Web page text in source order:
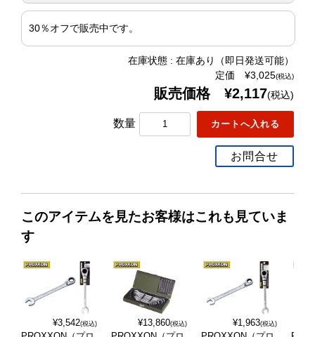
30％オフで販売中です。
在庫状態 : 在庫あり（即日発送可能）
定価 ¥3,025(税込)
販売価格 ¥2,117(税込)
数量
お問合せ
このアイテムを見たお客様はこれも見ていま
す
¥3,542(税込) ¥13,860(税込) ¥1,963(税込)